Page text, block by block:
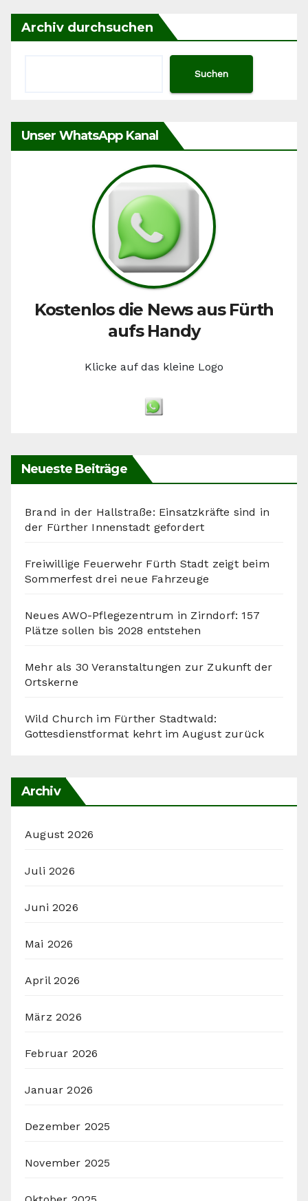
Archiv durchsuchen
Suchen
Unser WhatsApp Kanal
Kostenlos die News aus Fürth
aufs Handy
Klicke auf das kleine Logo
Neueste Beiträge
Brand in der Hallstraße: Einsatzkräfte sind in
der Fürther Innenstadt gefordert
Freiwillige Feuerwehr Fürth Stadt zeigt beim
Sommerfest drei neue Fahrzeuge
Neues AWO-Pflegezentrum in Zirndorf: 157
Plätze sollen bis 2028 entstehen
Mehr als 30 Veranstaltungen zur Zukunft der
Ortskerne
Wild Church im Fürther Stadtwald:
Gottesdienstformat kehrt im August zurück
Archiv
August 2026
Juli 2026
Juni 2026
Mai 2026
April 2026
März 2026
Februar 2026
Januar 2026
Dezember 2025
November 2025